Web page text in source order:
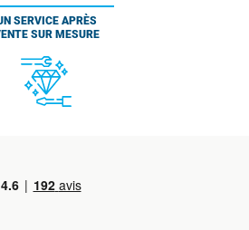
SERVICE APRÈS
SUR MESURE